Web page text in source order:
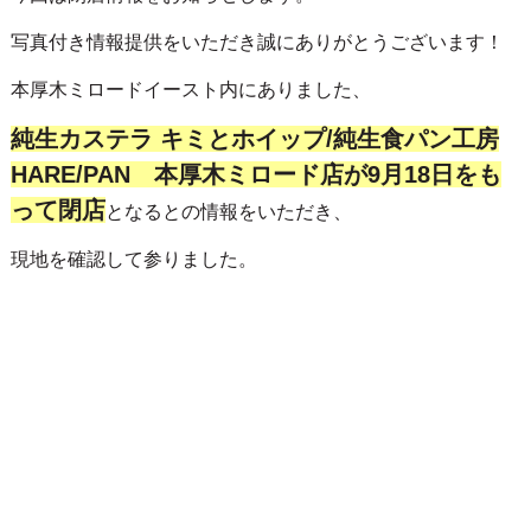
写真付き情報提供をいただき誠にありがとうございます！
本厚木ミロードイースト内にありました、
純生カステラ キミとホイップ/純生食パン工房
HARE/PAN 本厚木ミロード店が9月18日をも
って閉店となるとの情報をいただき、
現地を確認して参りました。